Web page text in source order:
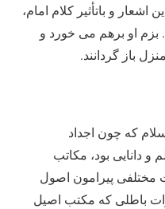
اشعار و باتأثیر کلام امام،
او برهم می خورد و
باز گردانند.
که چون اجداد
دانایی بود، مکاتب
مختلفی پیرامون اصول
باطلی که مکتب اصیل